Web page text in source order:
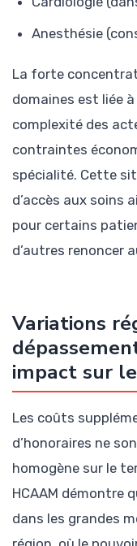
Anesthésie
La forte
domaines est liée
complexité des
contraintes
spécialité. Cette
d’accès aux soins
pour certains
d’autres renoncer
Variations
impact sur
Les coûts
d’honoraires ne
homogène sur le
HCAAM démontre
dans les grandes